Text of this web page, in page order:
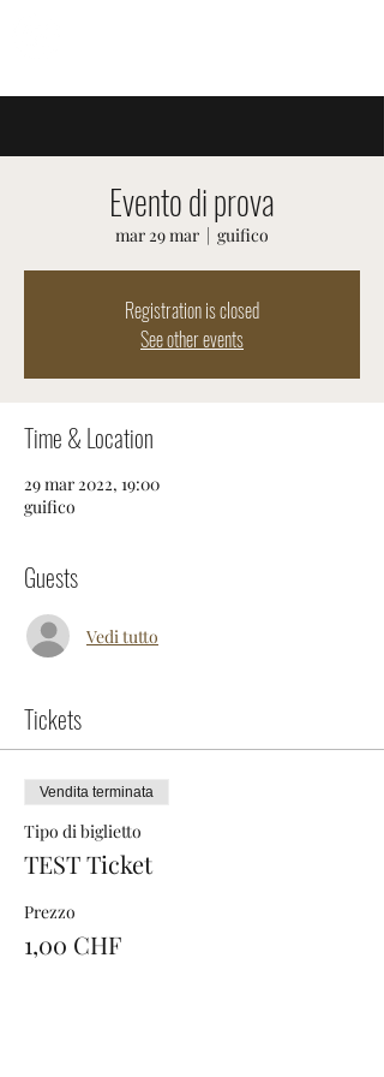
Evento di prova
mar 29 mar
  |
guifico
Registration is closed
See other events
Time & Location
29 mar 2022, 19:00
guifico
Guests
Vedi tutto
Tickets
Vendita terminata
Tipo di biglietto
TEST Ticket
Prezzo
1,00 CHF